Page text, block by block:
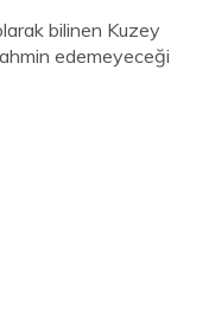
bilinen Kuzey
edemeyeceği